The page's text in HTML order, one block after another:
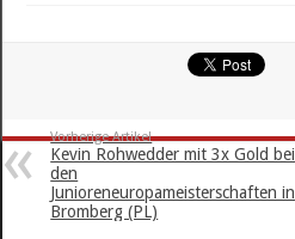
Vorherige Artikel
Kevin Rohwedder mit 3x Gold bei
den
Junioreneuropameisterschaften in
Bromberg (PL)